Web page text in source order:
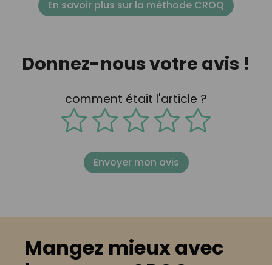
En savoir plus sur la méthode CROQ
Donnez-nous votre avis !
comment était l'article ?
Envoyer mon avis
Mangez mieux avec